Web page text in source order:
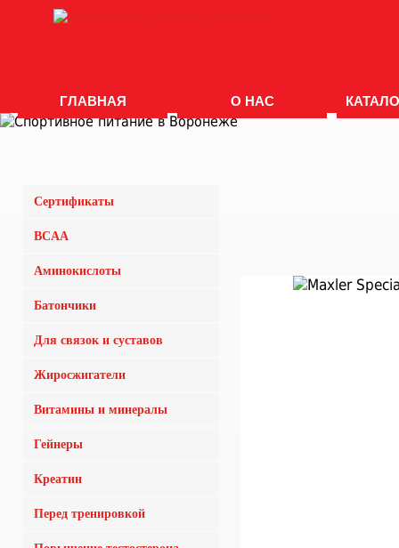
ГЛАВНАЯ О НАС
Сертификаты
BCAA
Аминокислоты
Батончики
Для связок и суставов
Жиросжигатели
Витамины и минералы
Гейнеры
Креатин
Перед тренировкой